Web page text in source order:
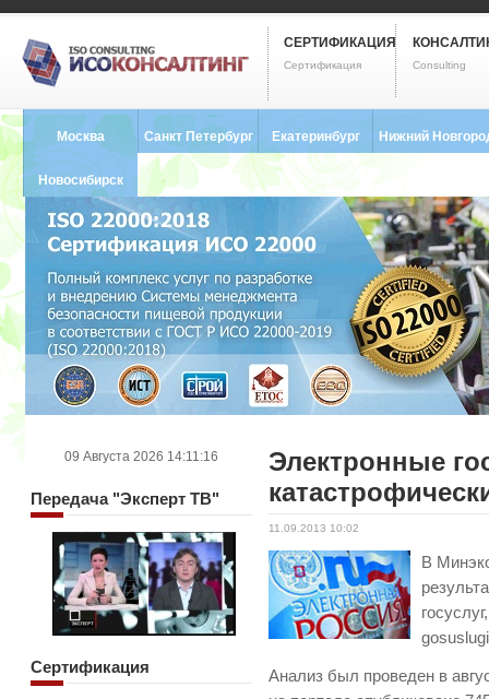
СЕРТИФИКАЦИЯ
Сертификация Consulting
Москва Санкт Петербург
8 (812) 748-2493
Екатеринбург
8 (343) 237-2593
Нижний
Новосибирск
8 (383) 227-8449
Электронные
11.09.2013 10:02
В
Анализ был проведен в
09 Августа 2026 14:11:16
Передача"Эксперт ТВ"
Сертификация